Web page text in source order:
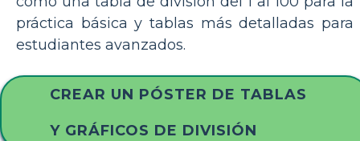
práctica básica y tablas más detalladas para
estudiantes avanzados.
CREAR UN PÓSTER DE TABLAS
Y GRÁFICOS DE DIVISIÓN